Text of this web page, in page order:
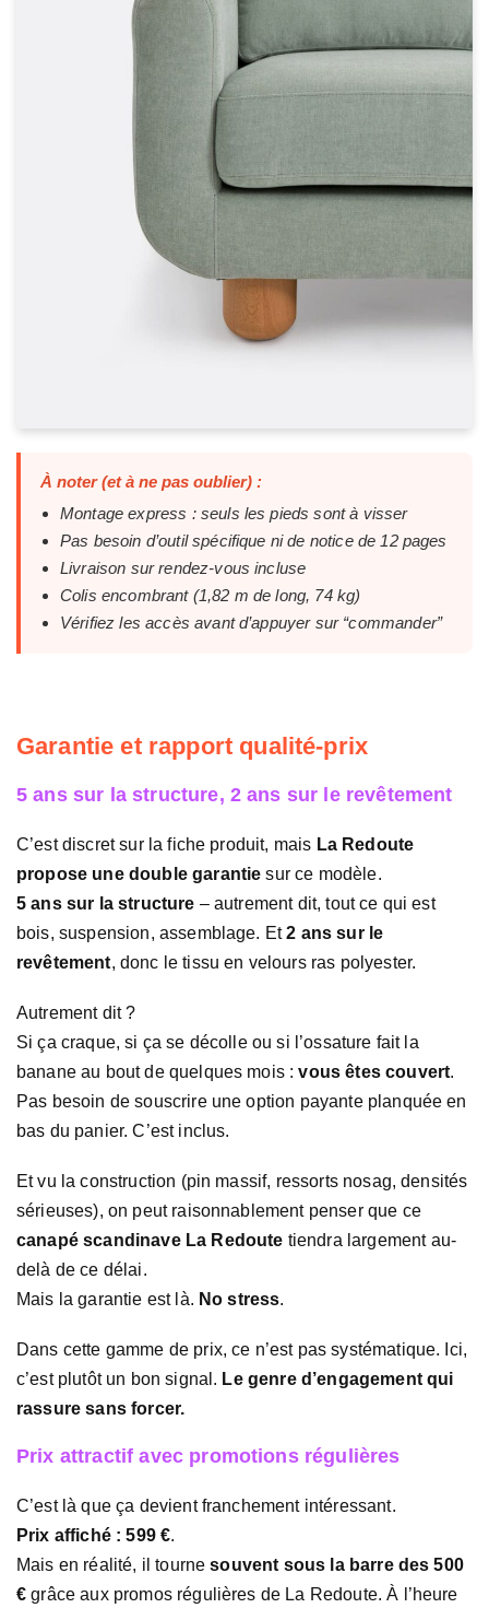
À noter (et à ne pas oublier) :
Montage express : seuls les pieds sont à visser
Pas besoin d’outil spécifique ni de notice de 12 pages
Livraison sur rendez-vous incluse
Colis encombrant (1,82 m de long, 74 kg)
Vérifiez les accès avant d’appuyer sur “commander”
Garantie et rapport qualité-prix
5 ans sur la structure, 2 ans sur le revêtement
C’est discret sur la fiche produit, mais La Redoute
propose une double garantie sur ce modèle.
5 ans sur la structure – autrement dit, tout ce qui est
bois, suspension, assemblage. Et2 ans sur le
revêtement, donc le tissu en velours ras polyester.
Autrement dit ?
Si ça craque, si ça se décolle ou si l’ossature fait la
banane au bout de quelques mois :vous êtes couvert.
Pas besoin de souscrire une option payante planquée en
bas du panier. C’est inclus.
Et vu la construction (pin massif, ressorts nosag, densités
sérieuses), on peut raisonnablement penser que ce
canapé scandinave La Redoute tiendra largement au-
delà de ce délai.
Mais la garantie est là. No stress.
Dans cette gamme de prix, ce n’est pas systématique. Ici,
c’est plutôt un bon signal. Le genre d’engagement qui
rassure sans forcer.
Prix attractif avec promotions régulières
C’est là que ça devient franchement intéressant.
Prix affiché : 599 €.
Mais en réalité, il tournesouvent sous la barre des 500
€ grâce aux promos régulières de La Redoute. À l’heure